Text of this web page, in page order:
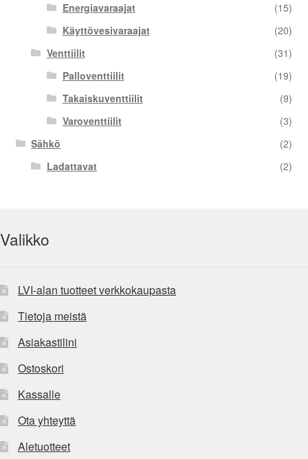
Energiavaraajat
(15)
Käyttövesivaraajat
(20)
Venttiilit
(31)
Palloventtiilit
(19)
Takaiskuventtiilit
(9)
Varoventtiilit
(3)
Sähkö
(2)
Ladattavat
(2)
Valikko
LVI-alan tuotteet verkkokaupasta
Tietoja meistä
Asiakastilini
Ostoskori
Kassalle
Ota yhteyttä
Aletuotteet